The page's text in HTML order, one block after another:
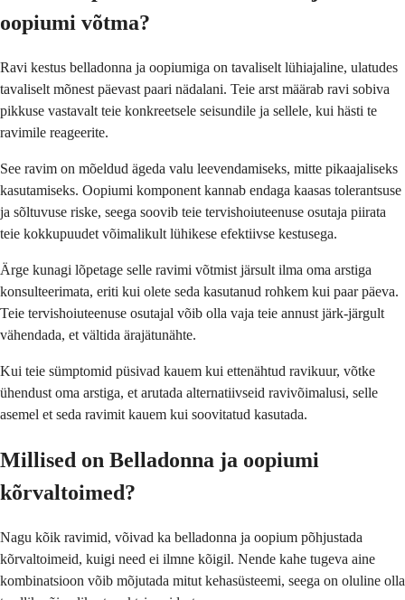
oopiumi võtma?
Ravi kestus belladonna ja oopiumiga on tavaliselt lühiajaline, ulatudes
tavaliselt mõnest päevast paari nädalani. Teie arst määrab ravi sobiva
pikkuse vastavalt teie konkreetsele seisundile ja sellele, kui hästi te
ravimile reageerite.
See ravim on mõeldud ägeda valu leevendamiseks, mitte pikaajaliseks
kasutamiseks. Oopiumi komponent kannab endaga kaasas tolerantsuse
ja sõltuvuse riske, seega soovib teie tervishoiuteenuse osutaja piirata
teie kokkupuudet võimalikult lühikese efektiivse kestusega.
Ärge kunagi lõpetage selle ravimi võtmist järsult ilma oma arstiga
konsulteerimata, eriti kui olete seda kasutanud rohkem kui paar päeva.
Teie tervishoiuteenuse osutajal võib olla vaja teie annust järk-järgult
vähendada, et vältida ärajätunähte.
Kui teie sümptomid püsivad kauem kui ettenähtud ravikuur, võtke
ühendust oma arstiga, et arutada alternatiivseid ravivõimalusi, selle
asemel et seda ravimit kauem kui soovitatud kasutada.
Millised on Belladonna ja oopiumi
kõrvaltoimed?
Nagu kõik ravimid, võivad ka belladonna ja oopium põhjustada
kõrvaltoimeid, kuigi need ei ilmne kõigil. Nende kahe tugeva aine
kombinatsioon võib mõjutada mitut kehasüsteemi, seega on oluline olla